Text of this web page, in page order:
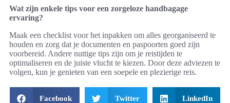
Wat zijn enkele tips voor een zorgeloze handbagage
ervaring?
Maak een checklist voor het inpakken om alles georganiseerd te
houden en zorg dat je documenten en paspoorten goed zijn
voorbereid. Andere nuttige tips zijn om je reistijden te
optimaliseren en de juiste vlucht te kiezen. Door deze adviezen te
volgen, kun je genieten van een soepele en plezierige reis.
Facebook Twitter LinkedIn